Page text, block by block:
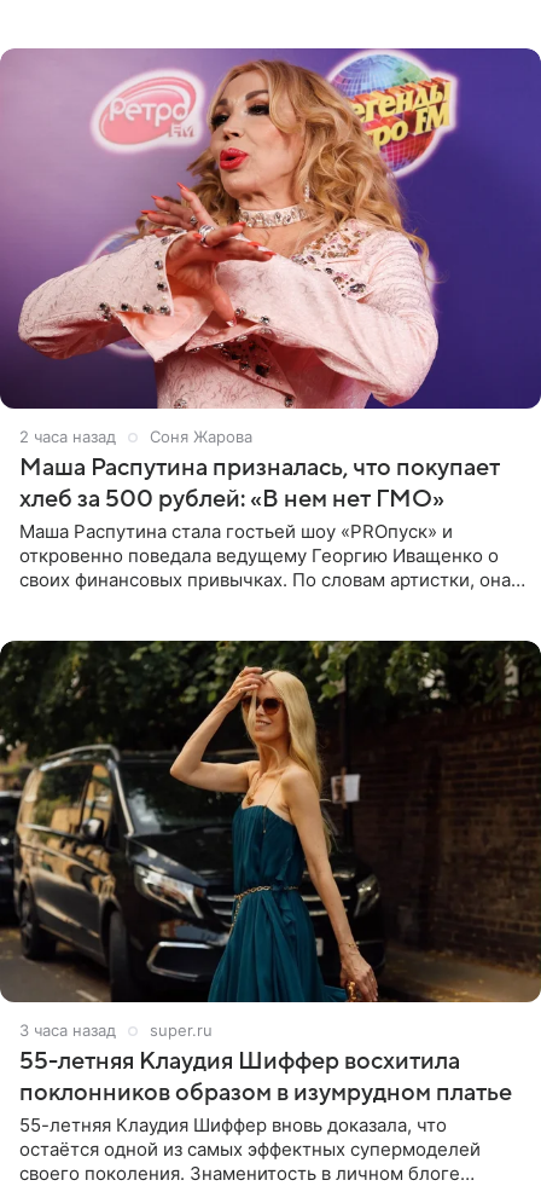
2 часа назад Соня Жарова
Маша Распутина призналась, что покупает
хлеб за 500 рублей: «В нем нет ГМО»
Маша Распутина стала гостьей шоу «PROпуск» и
откровенно поведала ведущему Георгию Иващенко о
своих финансовых привычках. По словам артистки, она
3 часа назад super.ru
55-летняя Клаудия Шиффер восхитила
поклонников образом в изумрудном платье
55-летняя Клаудия Шиффер вновь доказала, что
остаётся одной из самых эффектных супермоделей
своего поколения. Знаменитость в личном блоге